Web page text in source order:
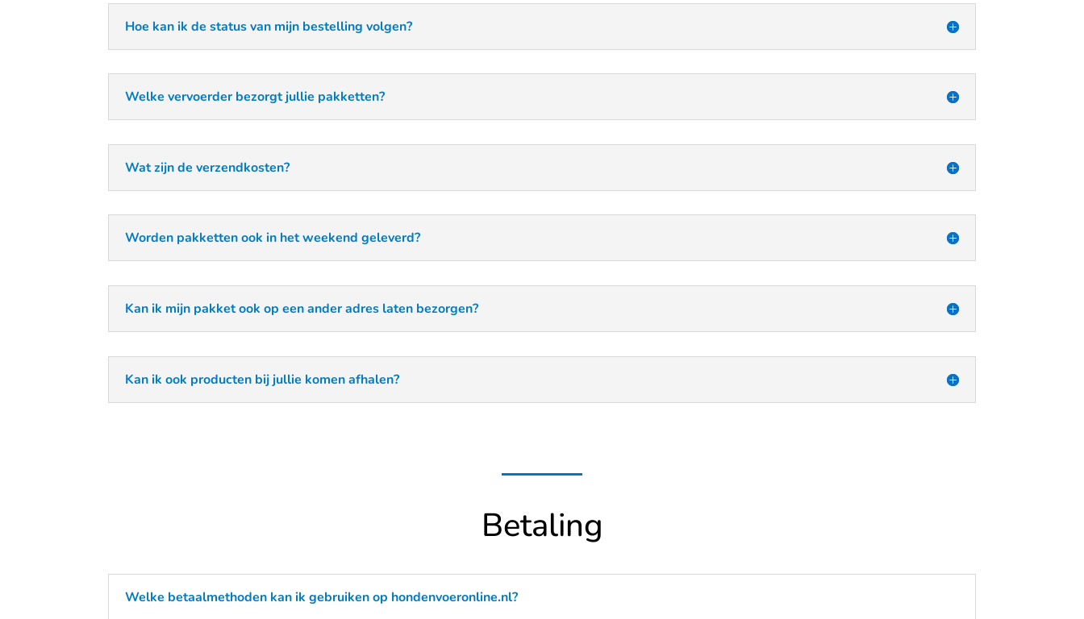
Hoe kan ik de status van mijn bestelling volgen?
Welke vervoerder bezorgt jullie pakketten?
Wat zijn de verzendkosten?
Worden pakketten ook in het weekend geleverd?
Kan ik mijn pakket ook op een ander adres laten bezorgen?
Kan ik ook producten bij jullie komen afhalen?
Betaling
Welke betaalmethoden kan ik gebruiken op hondenvoeronline.nl?